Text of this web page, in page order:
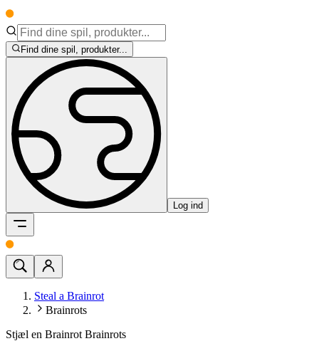
Find dine spil, produkter...
Log ind
Steal a Brainrot
Brainrots
Stjæl en Brainrot Brainrots